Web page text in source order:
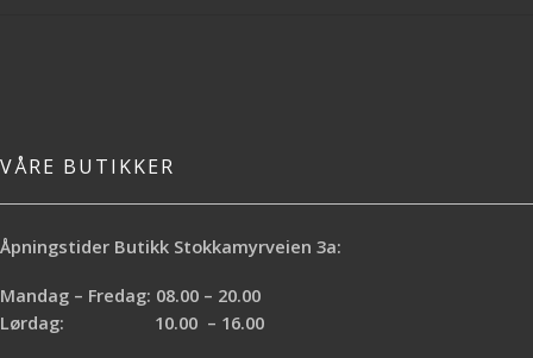
VÅRE BUTIKKER
Åpningstider Butikk Stokkamyrveien 3a:
Mandag – Fredag: 08.00 – 20.00
Lørdag: 10.00 – 16.00